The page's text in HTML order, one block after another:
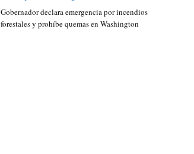
Gobernador declara emergencia por incendios
forestales y prohíbe quemas en Washington